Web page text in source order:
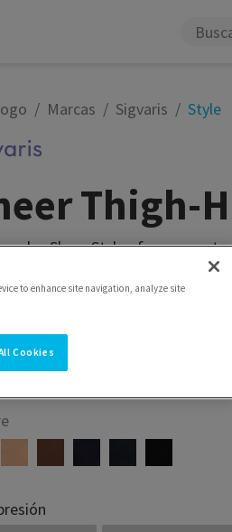
Marcas Sigvaris Style
Thigh-
Sheer Style ofrecen una
cómodo, por lo que es ideal
to enhance site navigation, analyze site
Cookies